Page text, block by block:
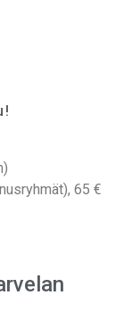
65 €